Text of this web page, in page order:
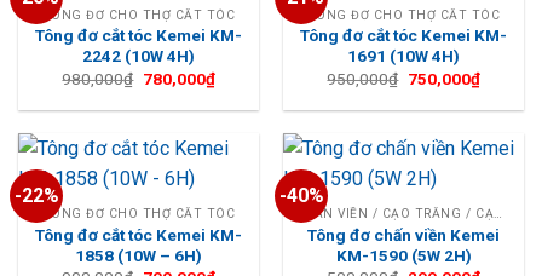
TÔNG ĐƠ CHO THỢ CẮT TÓC
Tông đơ cắt tóc Kemei KM-
2242 (10W 4H)
980,000₫ Giá
là:
780,000₫Giá
hiện
tại
780,000₫.
TÔNG ĐƠ CHO THỢ CẮT TÓC
Tông đơ cắt tóc Kemei KM-
1691 (10W 4H)
950,000₫ Giá
là:
750,000₫Giá
hiện
tại
-22%
TÔNG ĐƠ CHO THỢ CẮT TÓC
Tông đơ cắt tóc Kemei KM-
1858 (10W – 6H)
-40%
Tông đơ chấn viền Kemei
KM-1590 (5W 2H)